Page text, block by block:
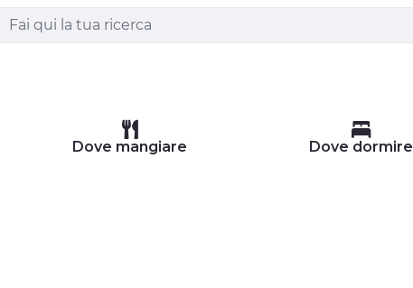
Dove mangiare Dove dormire